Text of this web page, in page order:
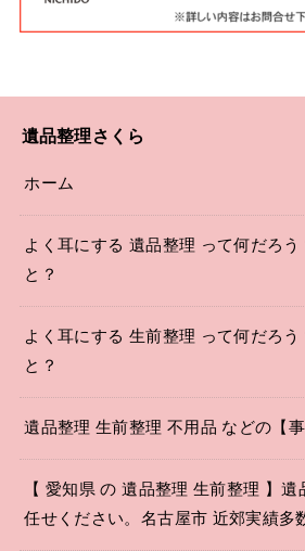
遺品整理さくら
ホーム
よく耳にする 遺品整理 って何だろう
と？
よく耳にする 生前整理 って何だろう
と？
遺品整理 生前整理 不用品 などの【事
【 愛知県 の 遺品整理 生前整理 】
任せください。名古屋市 近郊実績多